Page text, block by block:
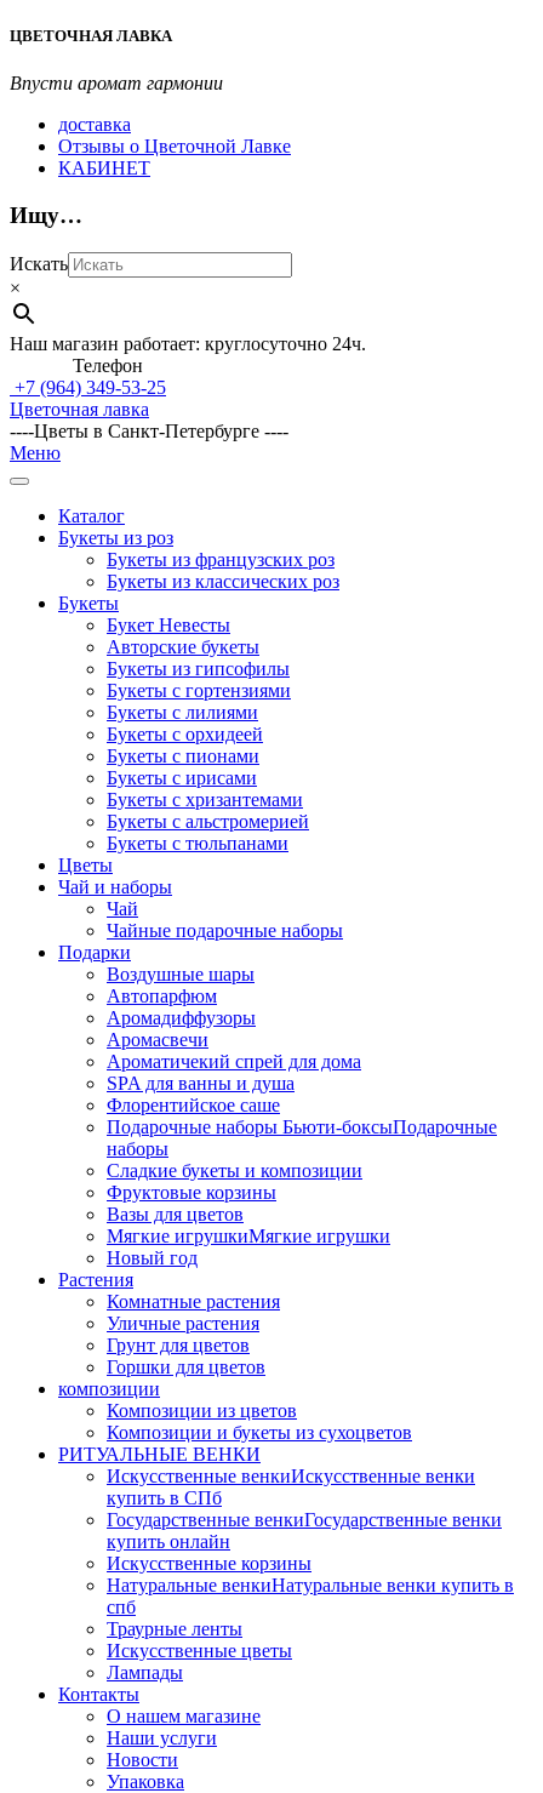
Перейти
содержимому
ЦВЕТОЧНАЯ ЛАВКА
Впусти аромат гармонии
доставка
Отзывы о Цветочной Лавке
КАБИНЕТ
Ищу…
Искать
×
Наш магазин работает: круглосуточно 24ч.
Телефон
+7 (964) 349-53-25
Цветочная лавка
----Цветы в Санкт-Петербурге ----
Главное
навигационное
Меню
Каталог
Букеты из роз
Букеты из французских роз
Букеты из классических роз
Букеты
Букет Невесты
Авторские букеты
Букеты из гипсофилы
Букеты с гортензиями
Букеты с лилиями
Букеты с орхидеей
Букеты с пионами
Букеты с ирисами
Букеты с хризантемами
Букеты с альстромерией
Букеты с тюльпанами
Цветы
Чай и наборы
Чай
Чайные подарочные наборы
Подарки
Воздушные шары
Автопарфюм
Аромадиффузоры
Аромасвечи
Ароматичекий спрей для дома
SPA для ванны и душа
Флорентийское саше
Подарочные наборы Бьюти-боксыПодарочные
наборы
Сладкие букеты и композиции
Фруктовые корзины
Вазы для цветов
Мягкие игрушкиМягкие игрушки
Новый год
Растения
Комнатные растения
Уличные растения
Грунт для цветов
Горшки для цветов
композиции
Композиции из цветов
Композиции и букеты из сухоцветов
РИТУАЛЬНЫЕ ВЕНКИ
Искусственные венкиИскусственные венки
купить в СПб
Государственные венкиГосударственные венки
купить онлайн
Искусственные корзины
Натуральные венкиНатуральные венки купить в
спб
Траурные ленты
Искусственные цветы
Лампады
Контакты
О нашем магазине
Наши услуги
Новости
Упаковка